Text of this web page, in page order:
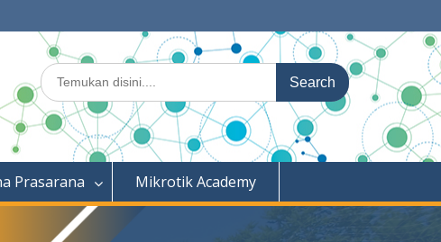
Search
for:
Prasarana Mikrotik Academy